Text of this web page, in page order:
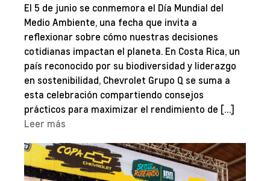
El 5 de junio se conmemora el Día Mundial del
Medio Ambiente, una fecha que invita a
reflexionar sobre cómo nuestras decisiones
cotidianas impactan el planeta. En Costa Rica, un
país reconocido por su biodiversidad y liderazgo
en sostenibilidad, Chevrolet Grupo Q se suma a
esta celebración compartiendo consejos
prácticos para maximizar el rendimiento de […]
Leer más